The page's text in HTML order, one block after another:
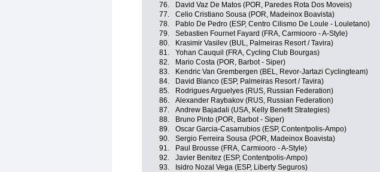
76.
David Vaz De Matos (POR, Paredes Rota Dos Moveis)
77.
Celio Cristiano Sousa (POR, Madeinox Boavista)
78.
Pablo De Pedro (ESP, Centro Cilismo De Loule - Louletano)
79.
Sebastien Fournet Fayard (FRA, Carmiooro - A-Style)
80.
Krasimir Vasilev (BUL, Palmeiras Resort / Tavira)
81.
Yohan Cauquil (FRA, Cycling Club Bourgas)
82.
Mario Costa (POR, Barbot - Siper)
83.
Kendric Van Grembergen (BEL, Revor-Jartazi Cyclingteam)
84.
David Blanco (ESP, Palmeiras Resort / Tavira)
85.
Rodrigues Arguelyes (RUS, Russian Federation)
86.
Alexander Raybakov (RUS, Russian Federation)
87.
Andrew Bajadali (USA, Kelly Benefit Strategies)
88.
Bruno Pinto (POR, Barbot - Siper)
89.
Oscar Garcia-Casarrubios (ESP, Contentpolis-Ampo)
90.
Sergio Ferreira Sousa (POR, Madeinox Boavista)
91.
Paul Brousse (FRA, Carmiooro - A-Style)
92.
Javier Benitez (ESP, Contentpolis-Ampo)
93.
Isidro Nozal Vega (ESP, Liberty Seguros)